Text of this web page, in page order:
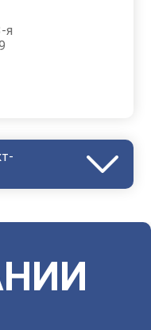
я
Петроградский
Сестрорецкий